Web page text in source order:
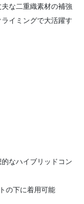
な二重織素材の補強
イミングで大活躍す
なハイブリッドコン
の下に着用可能